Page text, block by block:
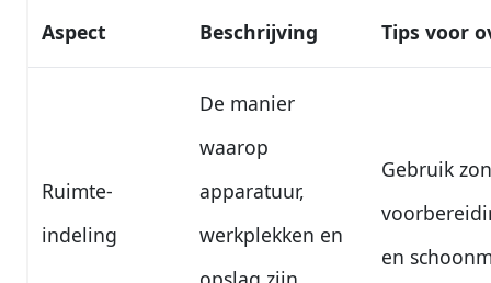
Aspect Beschrijving Tips voor
Ruimte-
indeling
De manier
waarop
apparatuur,
werkplekken en
Gebruik
en